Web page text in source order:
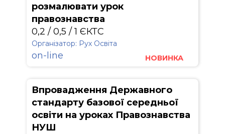
розмалювати урок
правознавства
0,2 / 0,5 / 1 ЄКТС
Організатор: Рух Освіта
on-line НОВИНКА
Впровадження Державного
стандарту базової середньої
освіти на уроках Правознавства
НУШ